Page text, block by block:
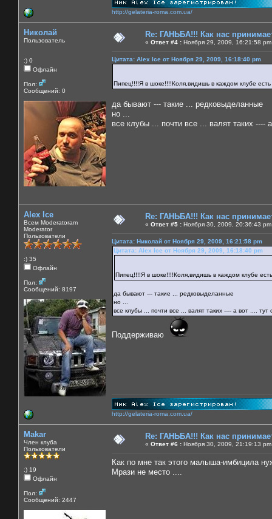
http://gelateria-roma.com.ua/
Николай
Пользователь
:) 0
Офлайн
Пол:
Сообщений: 0
Re: ГАНЬБА!!! Как нас
« Ответ #4 : Ноября 29, 2009, 16:21:58
Цитата: Alex Ice от Ноября 29, 2009, 16:18:40 pm
Пипец!!!!Я в шоке!!!!Коля,видишь в каждом клубе
да бывают --- такие ... редковыделанные
но ...
все клубы ... почти все ... валят таких ----
Alex Ice
Всем Moderatoram
Moderator
Пользователи
:) 35
Офлайн
Пол:
Сообщений: 8197
Re: ГАНЬБА!!! Как нас
« Ответ #5 : Ноября 30, 2009, 20:36:43
Цитата: Николай от Ноября 29, 2009, 16:21:58 pm
Цитата: Alex Ice от Ноября 29, 2009, 16:18:40 pm
Пипец!!!!Я в шоке!!!!Коля,видишь в каждом клубе
да бывают --- такие ... редковыделанные
но ...
все клубы ... почти все ... валят таких ---- а вот ....
Поддерживаю
http://gelateria-roma.com.ua/
Makar
Член клуба
Пользователи
:) 19
Офлайн
Пол:
Сообщений: 2447
Re: ГАНЬБА!!! Как нас
« Ответ #6 : Ноября 30, 2009, 21:19:13
Как по мне так этого малыша-имбицила
Мрази не место ....